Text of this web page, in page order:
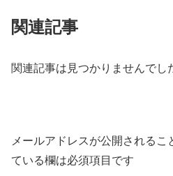
関連記事
関連記事は見つかりませんでし
メールアドレスが公開されるこ
ている欄は必須項目です